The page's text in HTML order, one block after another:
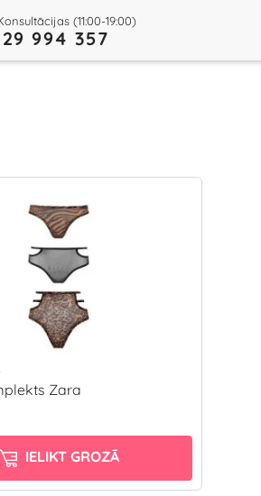
(11:00-19:00)
29 994 357
Zara
IELIKT GROZĀ